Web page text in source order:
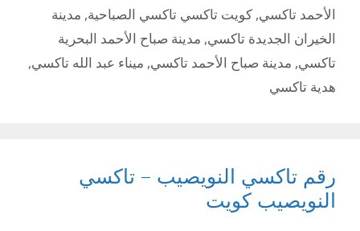
الأحمد تاكسي, كويت تاكسي تاكسي الصباحية, مدينة
الخيران الجديدة تاكسي, مدينة صباح الأحمد البحرية
تاكسي, مدينة صباح الأحمد تاكسي, ميناء عبد الله تاكسي,
هدية تاكسي
رقم تاكسي النويصيب – تاكسي
النويصيب كويت